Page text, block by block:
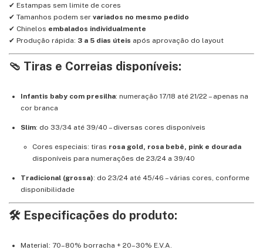
✔ Estampas sem limite de cores
✔ Tamanhos podem ser variados no mesmo pedido
✔ Chinelos embalados individualmente
✔ Produção rápida: 3 a 5 dias úteis após aprovação do layout
🩴 Tiras e Correias disponíveis:
Infantis baby com presilha: numeração 17/18 até 21/22 – apenas na
cor branca
Slim: do 33/34 até 39/40 – diversas cores disponíveis
Cores especiais: tiras rosa gold, rosa bebê, pink e dourada
disponíveis para numerações de 23/24 a 39/40
Tradicional (grossa): do 23/24 até 45/46 – várias cores, conforme
disponibilidade
🛠️ Especificações do produto:
Material: 70–80% borracha + 20–30% E.V.A.